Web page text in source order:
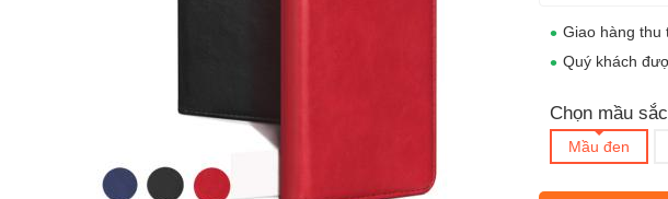
Giao hàng thu
Quý khách
Chọn mầu
Mầu đen